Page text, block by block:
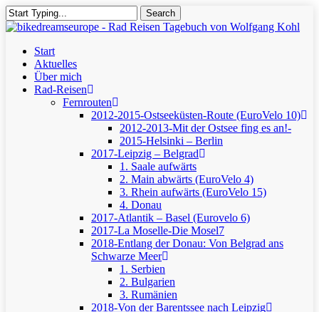
Skip
to
content
Search
Close
Menu
Start
Aktuelles
Über mich
Rad-Reisen
Fernrouten
2012-2015-Ostseeküsten-Route (EuroVelo 10)
2012-2013-Mit der Ostsee fing es an!-
2015-Helsinki – Berlin
2017-Leipzig – Belgrad
1. Saale aufwärts
2. Main abwärts (EuroVelo 4)
3. Rhein aufwärts (EuroVelo 15)
4. Donau
2017-Atlantik – Basel (Eurovelo 6)
2017-La Moselle-Die Mosel7
2018-Entlang der Donau: Von Belgrad ans
Schwarze Meer
1. Serbien
2. Bulgarien
3. Rumänien
2018-Von der Barentssee nach Leipzig